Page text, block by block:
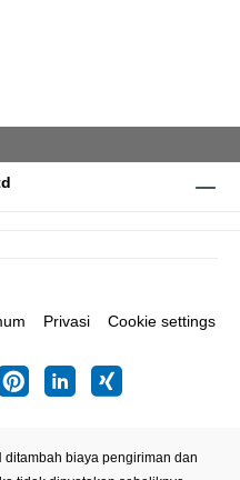
Privasi Cookie settings
ditambah biaya pengiriman dan